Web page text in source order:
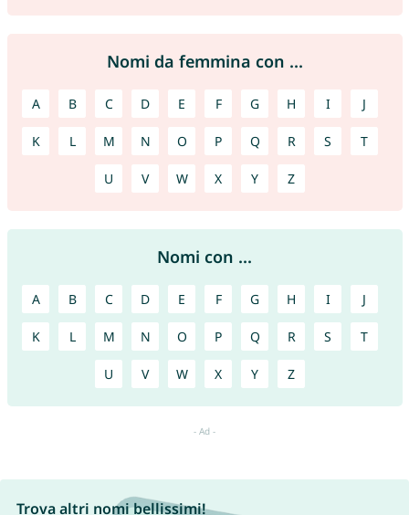
Nomi da femmina con ...
A B C D E F G H I J
K L M N O P Q R S T
U V W X Y Z
Nomi con ...
A B C D E F G H I J
K L M N O P Q R S T
U V W X Y Z
Trova altri nomi bellissimi!